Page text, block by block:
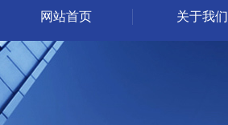
网站首页 关于我们